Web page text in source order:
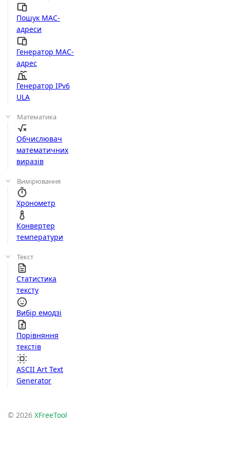
Пошук MAC-
адреси
Генератор MAC-
адрес
Генератор IPv6
ULA
Математика
Обчислювач
математичних
виразів
Вимірювання
Хронометр
Конвертер
температури
Текст
Статистика
тексту
Вибір емодзі
Порівняння
текстів
ASCII Art Text
Generator
© 2026 XFreeTool